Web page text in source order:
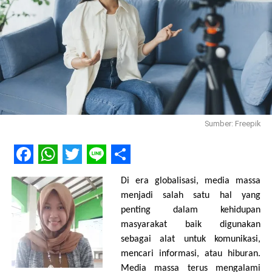
Dalam hal pemasalahan akte kelahiran di dapati bahwa
sebanyak 163 warga Karang kobar tidak memiliki akte
kelahiran. masalah ini kebanyakan di dapati dan dialami oleh
mereka orang dewasa dan lanjut yang telah berkeluarga.
Banyak diantara mereka yang beranggapan bahwa
pengurusan akte kelahiran sudah tidak penting lagi sehingga
mereka tak perlu lagi mengurus akte kelahiran.
Hasil temuan sensus skala kecil yang dilakukan oleh KUB
di sela-sela kesibukan warga bercocok tanam. karena sulitnya
mengumpulkan warga, KUB Srikandi melakukan publikasi hasil
temuannya di tengah sawah di sela istirahat warga saat
bercocok tanam. ini menjadi terobosan yang efektif dan efisien
karena KUB tidak perlu lagi membuat forum untuk
mengumpulkan warga, KUB srikandi memanfaatkan moment
gotong royong saat bercocok tanam sebagai forum untuk
mempublikasikan hasil temuannya tanpa mengganggu
aktivitas warga.
Sumber: Freepik
Facebook
WhatsApp
Twitter
LineShare
Di era globalisasi, media massa
menjadi salah satu hal yang
penting dalam kehidupan
masyarakat baik digunakan
sebagai alat untuk komunikasi,
mencari informasi, atau hiburan.
Media massa terus mengalami